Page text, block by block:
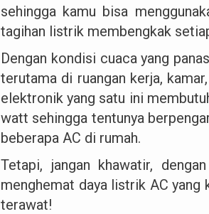
sehingga kamu bisa
tagihan listrik membengkak
Dengan kondisi cuaca yang
terutama di ruangan kerja,
elektronik yang satu ini
watt sehingga tentunya
beberapa AC di rumah.
Tetapi, jangan khawatir,
menghemat daya listrik AC yang
terawat!